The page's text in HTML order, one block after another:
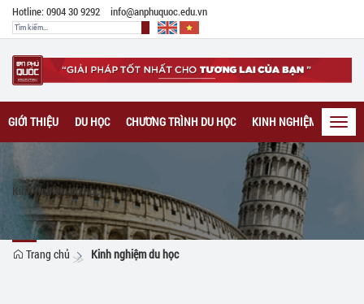
Hotline: 0904 30 9292 info@anphuquoc.edu.vn
GIỚI THIỆU DU HỌC CHƯƠNG TRÌNH DU HỌC KINH NGHIỆM DU HỌC
Kinh nghiệm du học
Trang chủ Kinh nghiệm du học